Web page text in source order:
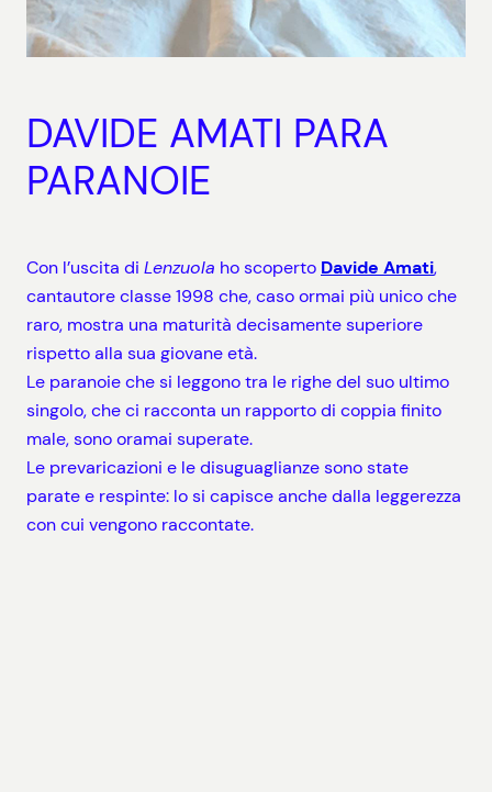
DAVIDE AMATI PARA
PARANOIE
Con l’uscita di Lenzuola ho scoperto Davide Amati,
cantautore classe 1998 che, caso ormai più unico che
raro, mostra una maturità decisamente superiore
rispetto alla sua giovane età.
Le paranoie che si leggono tra le righe del suo ultimo
singolo, che ci racconta un rapporto di coppia finito
male, sono oramai superate.
Le prevaricazioni e le disuguaglianze sono state
parate e respinte: lo si capisce anche dalla leggerezza
con cui vengono raccontate.